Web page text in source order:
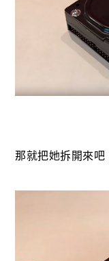
那就把她拆開來吧